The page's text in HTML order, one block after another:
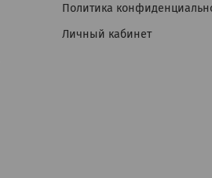
Политика
Личный кабинет